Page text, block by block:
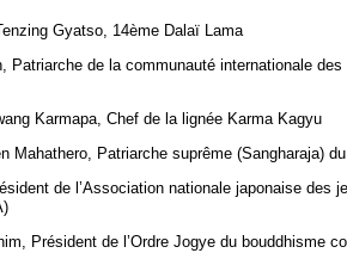
Gyatso, 14ème Dalaï Lama
Patriarche de la communauté internationale
Karmapa, Chef de la lignée Karma Kagyu
Mahathero, Patriarche suprême (Sangharaja)
de l’Association nationale japonaise des
Président de l’Ordre Jogye du bouddhisme